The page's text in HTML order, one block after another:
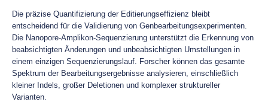
Die präzise Quantifizierung der Editierungseffizienz bleibt
entscheidend für die Validierung von Genbearbeitungsexperimenten.
Die Nanopore-Amplikon-Sequenzierung unterstützt die Erkennung von
beabsichtigten Änderungen und unbeabsichtigten Umstellungen in
einem einzigen Sequenzierungslauf. Forscher können das gesamte
Spektrum der Bearbeitungsergebnisse analysieren, einschließlich
kleiner Indels, großer Deletionen und komplexer struktureller
Varianten.